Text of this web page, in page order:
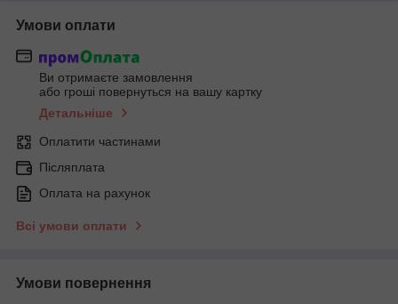
Умови оплати
Ви отримаєте замовлення
або гроші повернуться на вашу картку
Детальніше
Оплатити частинами
Післяплата
Оплата на рахунок
Всі умови оплати
Умови повернення